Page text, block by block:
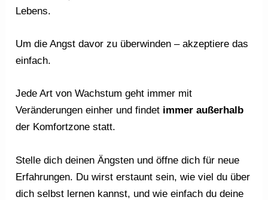
Lebens.
Um die Angst davor zu überwinden – akzeptiere das
einfach.
Jede Art von Wachstum geht immer mit
Veränderungen einher und findet immer außerhalb
der Komfortzone statt.
Stelle dich deinen Ängsten und öffne dich für neue
Erfahrungen. Du wirst erstaunt sein, wie viel du über
dich selbst lernen kannst, und wie einfach du deine